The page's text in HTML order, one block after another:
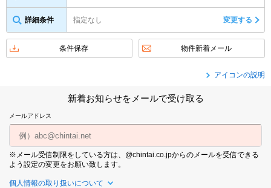
詳細条件 指定なし 変更する
条件保存 物件新着メール
アイコンの説明
新着お知らせをメールで受け取る
メールアドレス
※メール受信制限をしている方は、@chintai.co.jpからのメールを受信できる
よう設定の変更をお願い致します。
個人情報の取り扱いについて